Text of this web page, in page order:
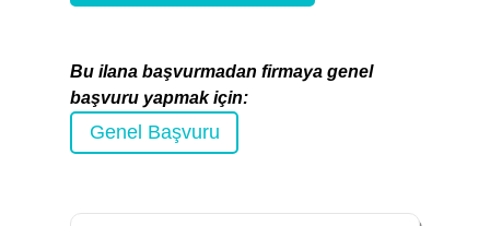
Bu ilana başvurmadan firmaya genel
başvuru yapmak için:
Genel Başvuru